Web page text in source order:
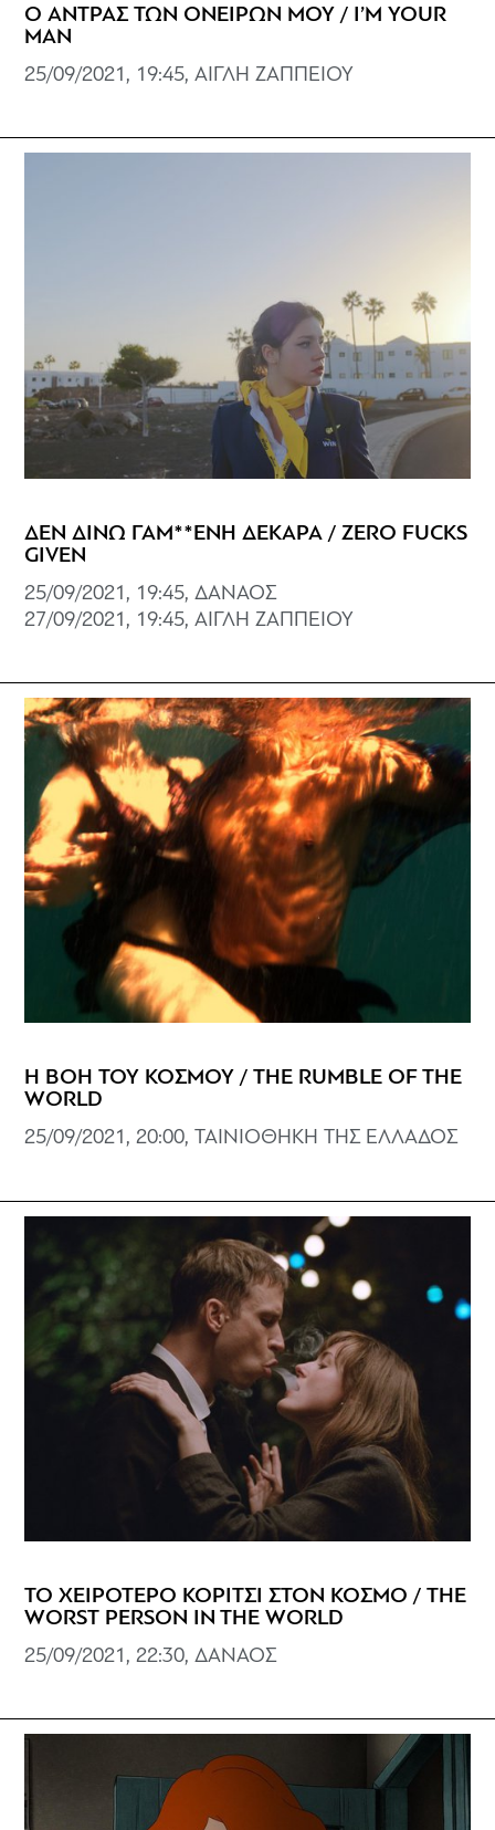
Ο ΑΝΤΡΑΣ ΤΩΝ ΟΝΕΙΡΩΝ ΜΟΥ / I’M YOUR
MAN
25/09/2021, 19:45, ΑΙΓΛΗ ΖΑΠΠΕΙΟΥ
ΔΕΝ ΔΙΝΩ ΓΑΜ**ΕΝΗ ΔΕΚΑΡΑ / ZERO FUCKS
GIVEN
25/09/2021, 19:45, ΔΑΝΑΟΣ
27/09/2021, 19:45, ΑΙΓΛΗ ΖΑΠΠΕΙΟΥ
Η ΒΟΗ ΤΟΥ ΚΟΣΜΟΥ / THE RUMBLE OF THE
WORLD
25/09/2021, 20:00, ΤΑΙΝΙΟΘΗΚΗ ΤΗΣ ΕΛΛΑΔΟΣ
ΤΟ ΧΕΙΡΟΤΕΡΟ ΚΟΡΙΤΣΙ ΣΤΟΝ ΚΟΣΜΟ / THE
WORST PERSON IN THE WORLD
25/09/2021, 22:30, ΔΑΝΑΟΣ